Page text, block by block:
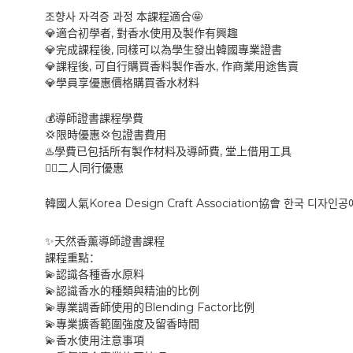
조향사 자격증 과정 本課程適合🤩
💎適合初學者, 對香水使用及製作有興趣
💎完成課程後, 同樣可以為學生發出韓國專業證書
💎課程後, 可自行購買香料製作香水, 作商業用途售賣
💎學員享優惠價格購買香水材料
💰導師證書課程學費
💢 限時優惠💢包證書費用
♨️學費已包括所有製作材料及導師費, 堂上借用工具
👯‍♀️二人同行優惠
韓國人氣 Korea Design Craft Association協會 한국 디자인공
✨天然香薰導師證書課程
課程重點：
💫認識各種香水原料
💫認識香水的種類與精油的比例
💫專業調香師使用的 Blending Factor 比例
💫專業擴香範圍強度及留香時間
💫香水使用注意事項